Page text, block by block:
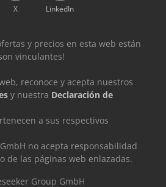
X LinkedIn
y precios en esta web están
vinculantes!
reconoce y acepta nuestros
y nuestra Declaración de
a sus respectivos
no acepta responsabilidad
de las páginas web enlazadas.
Group GmbH